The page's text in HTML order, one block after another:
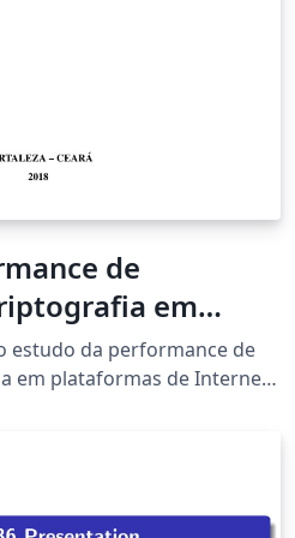
de
em
das Coisas
estudo da performance de
em plataformas de Internet
tem como objetivo
dos mesmos. Assim